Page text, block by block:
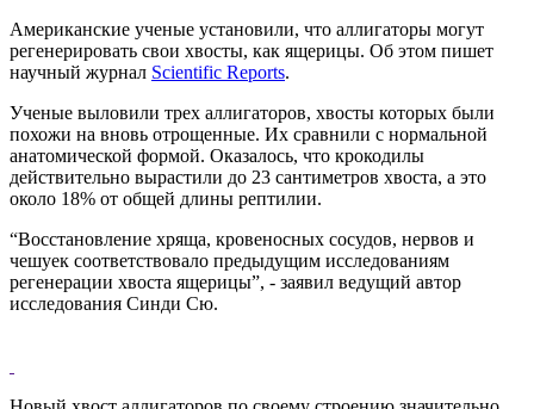
Американские ученые установили, что аллигаторы могут
регенерировать свои хвосты, как ящерицы. Об этом пишет
научный журнал Scientific Reports.
Ученые выловили трех аллигаторов, хвосты которых были
похожи на вновь отрощенные. Их сравнили с нормальной
анатомической формой. Оказалось, что крокодилы
действительно вырастили до 23 сантиметров хвоста, а это
около 18% от общей длины рептилии.
“Восстановление хряща, кровеносных сосудов, нервов и
чешуек соответствовало предыдущим исследованиям
регенерации хвоста ящерицы”, - заявил ведущий автор
исследования Синди Сю.